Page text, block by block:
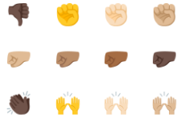
👎🏿 ✊ ✊🏻
✊🏼
🤛🏼 🤛🏽 🤛🏾
🤛🏿
👏🏿 🙌 🙌🏻
🙌🏼